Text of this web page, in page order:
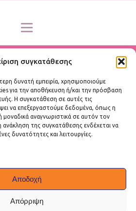
συγκατάθεσης
δυνατή εμπειρία, χρησιμοποιούμε
για την αποθήκευση ή/και την πρόσβαση
Η συγκατάθεση σε αυτές τις
να επεξεργαστούμε δεδομένα, όπως η
μοναδικά αναγνωριστικά σε αυτόν τον
της συγκατάθεσης ενδέχεται να
δυνατότητες και λειτουργίες.
Αποδοχή
Απόρριψη
754-3010